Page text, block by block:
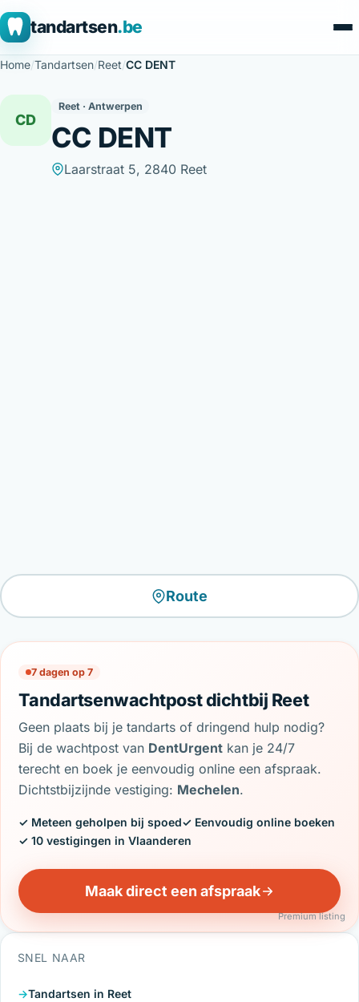
tandartsen.be
Home/Tandartsen/Reet/CC DENT
CD
Reet · Antwerpen
CC DENT
Laarstraat 5, 2840 Reet
Route
7 dagen op 7
Tandartsenwachtpost dichtbij Reet
Geen plaats bij je tandarts of dringend hulp nodig?
Bij de wachtpost van DentUrgent kan je 24/7
terecht en boek je eenvoudig online een afspraak.
Dichtstbijzijnde vestiging: Mechelen.
✓ Meteen geholpen bij spoed✓ Eenvoudig online boeken
✓ 10 vestigingen in Vlaanderen
Maak direct een afspraak
Premium listing
SNEL NAAR
Tandartsen in Reet